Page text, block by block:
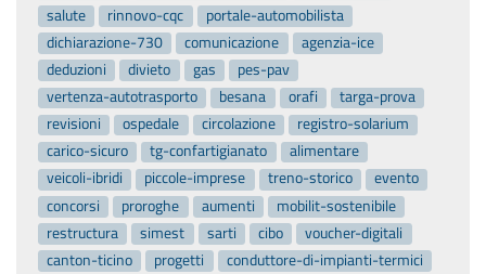
salute
rinnovo-cqc
portale-automobilista
dichiarazione-730
comunicazione
agenzia-ice
deduzioni
divieto gas
pes-pav
vertenza-autotrasporto
besana orafi
targa-prova
revisioni
ospedale circolazione
registro-solarium
carico-sicuro
tg-confartigianato
alimentare
veicoli-ibridi
piccole-imprese treno-storico
evento
concorsi
proroghe aumenti
mobilit-sostenibile
restructura
simest sarti cibo
voucher-digitali
canton-ticino
progetti
conduttore-di-impianti-termici